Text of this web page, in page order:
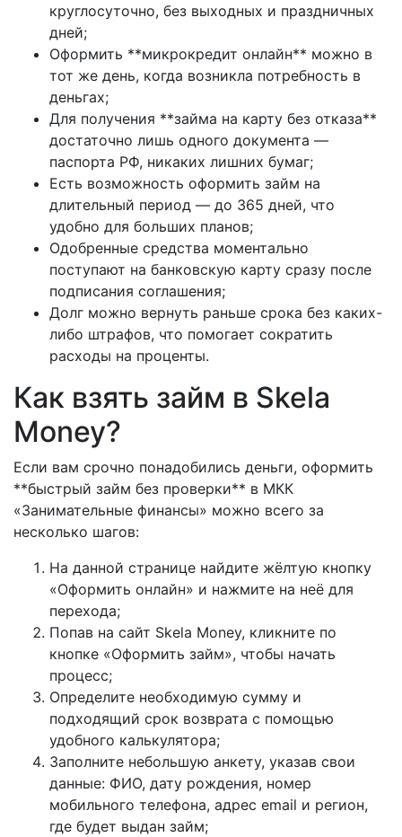
круглосуточно, без выходных и праздничных
дней;
Оформить **микрокредит онлайн** можно в
тот же день, когда возникла потребность в
деньгах;
Для получения **займа на карту без отказа**
достаточно лишь одного документа —
паспорта РФ, никаких лишних бумаг;
Есть возможность оформить займ на
длительный период — до 365 дней, что
удобно для больших планов;
Одобренные средства моментально
поступают на банковскую карту сразу после
подписания соглашения;
Долг можно вернуть раньше срока без каких-
либо штрафов, что помогает сократить
расходы на проценты.
Как взять займ в Skela
Money?
Если вам срочно понадобились деньги, оформить
**быстрый займ без проверки** в МКК
«Занимательные финансы» можно всего за
несколько шагов:
На данной странице найдите жёлтую кнопку
«Оформить онлайн» и нажмите на неё для
перехода;
Попав на сайт Skela Money, кликните по
кнопке «Оформить займ», чтобы начать
процесс;
Определите необходимую сумму и
подходящий срок возврата с помощью
удобного калькулятора;
Заполните небольшую анкету, указав свои
данные: ФИО, дату рождения, номер
мобильного телефона, адрес email и регион,
где будет выдан займ;